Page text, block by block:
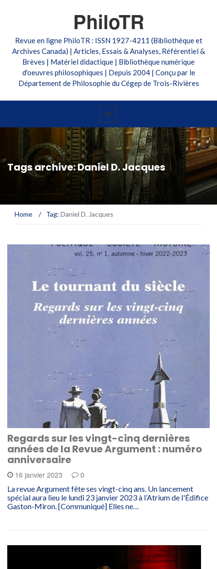
PhiloTR
Revue en ligne PhiloTR : ISSN 1927-4211 (Bibliothèque et
Archives Canada) | Articles, Essais & Analyses, Référentiel &
Brèves | Matériel didactique | Bibliothèque numérique
d'oeuvres philosophiques | Depuis 2004 | Conçu par le
Département de Philosophie du Cégep de Trois-Rivières
Tags archive: Daniel D. Jacques
Home / Tag: Daniel D. Jacques
Regards sur les vingt-cinq dernières
années de la Revue Argument : numéro
anniversaire
16 janvier 2023 0
La revue Argument fête ses vingt-cinq ans. Un lancement
spécial aura lieu le lundi 23 janvier 2023 à l’Atrium de l'Édifice
Gaston-Miron. [Communiqué] Elles ne…